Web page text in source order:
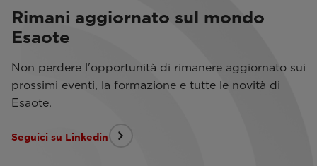
Rimani aggiornato sul mondo
Esaote
Non perdere l'opportunità di rimanere aggiornato sui
prossimi eventi, la formazione e tutte le novità di
Esaote.
Seguici su Linkedin